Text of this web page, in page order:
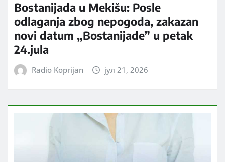
Bostanijada u Mekišu: Posle
odlaganja zbog nepogoda, zakazan
novi datum „Bostanijade” u petak
24.jula
Radio Koprijan јул 21, 2026